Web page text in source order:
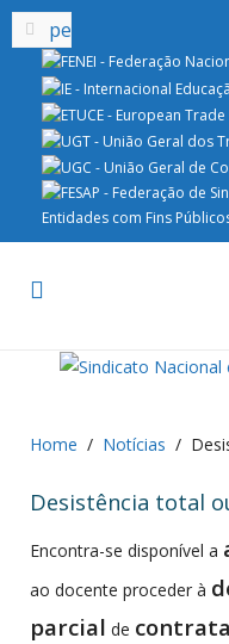
Home Notícias
Desistência total
Encontra-se disponível a
ao docente proceder à
parcial de